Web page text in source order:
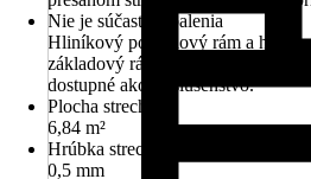
Nie je súčasťou balenia
Hliníkový podlahový rám a
základový rám pre ukotvenie na
dostupné ako príslušenstvo.
Plocha strechy
6,84 m²
Hrúbka strechy
0,5 mm